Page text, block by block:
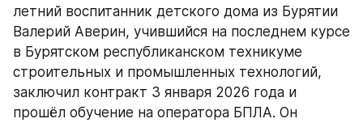
летний воспитанник детского дома из Бурятии
Валерий Аверин, учившийся на последнем курсе
в Бурятском республиканском техникуме
строительных и промышленных технологий,
заключил контракт 3 января 2026 года и
прошёл обучение на оператора БПЛА. Он